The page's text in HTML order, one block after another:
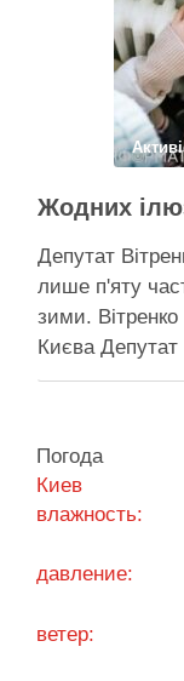
почалася вже
Поділитися у
Депутат
лише п'яту
зими. Вітренко
Києва Депутат
що станом на
старту
Погода
Киев
влажность:
давление:
ветер: